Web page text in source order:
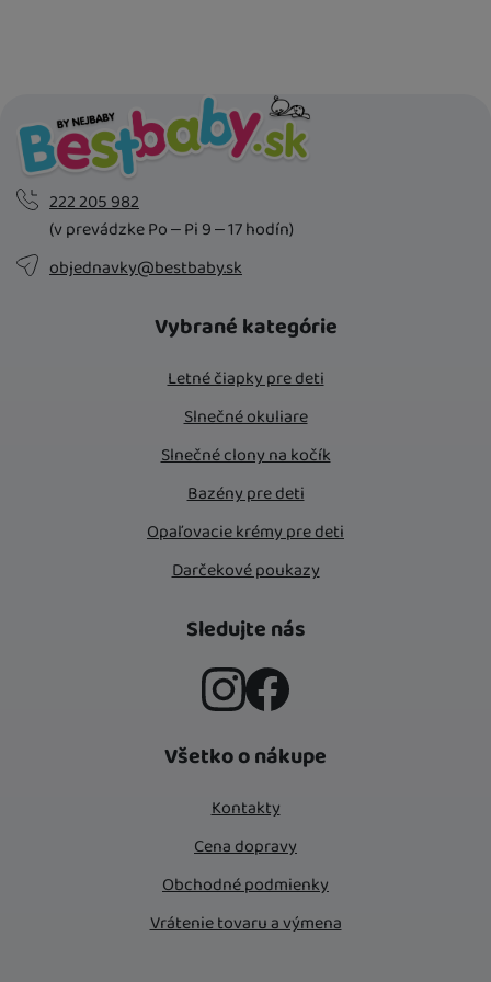
222 205 982
(v prevádzke Po – Pi 9 – 17 hodín)
objednavky@bestbaby.sk
Vybrané kategórie
Letné čiapky pre deti
Slnečné okuliare
Slnečné clony na kočík
Bazény pre deti
Opaľovacie krémy pre deti
Darčekové poukazy
Sledujte nás
Všetko o nákupe
Kontakty
Cena dopravy
Obchodné podmienky
Vrátenie tovaru a výmena